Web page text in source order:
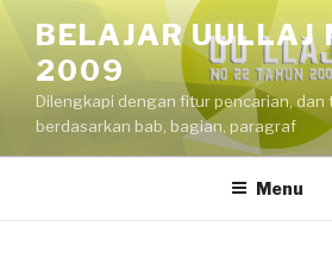
content
BELAJAR UULLAJ
2009
Dilengkapi dengan fitur pencarian, dan
berdasarkan bab, bagian, paragraf
Menu